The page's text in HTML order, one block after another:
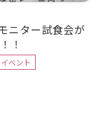
ニター試食会が
！
ベント